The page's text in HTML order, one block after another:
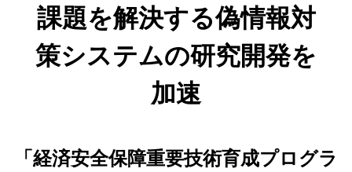
課題を解決する偽情報対
策システムの研究開発を
加速
「経済安全保障重要技術育成プログラ